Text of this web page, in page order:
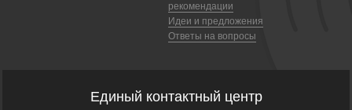
рекомендации
Идеи и предложения
Ответы на вопросы
Единый контактный центр